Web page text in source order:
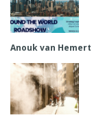
Anouk van Hemert